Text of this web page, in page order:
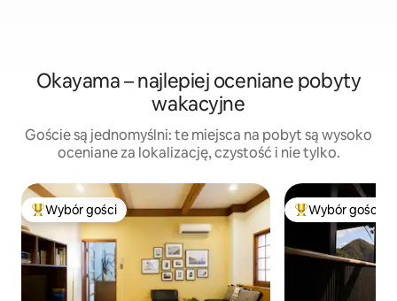
Okayama – najlepiej oceniane pobyty
wakacyjne
Goście są jednomyślni: te miejsca na pobyt są wysoko
oceniane za lokalizację, czystość i nie tylko.
Najpopularniejsze z kategorii Wybór gości
Wybór gości Wybór gości